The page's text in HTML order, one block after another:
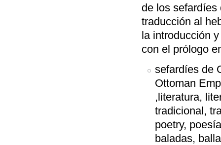
de los sefardíes
traducción al
la introducción
con el prólogo
sefardíes de
Ottoman
,literatura,
tradicional,
poetry,
baladas,